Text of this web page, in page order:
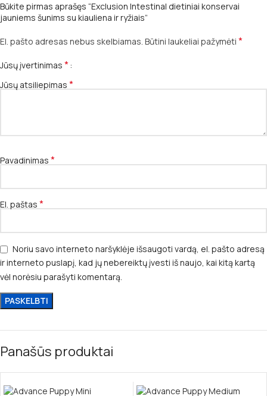
Būkite pirmas aprašęs “Exclusion Intestinal dietiniai konservai
jauniems šunims su kiauliena ir ryžiais”
El. pašto adresas nebus skelbiamas. Būtini laukeliai pažymėti *
Jūsų įvertinimas *
Jūsų atsiliepimas *
Pavadinimas *
El. paštas *
Noriu savo interneto naršyklėje išsaugoti vardą, el. pašto adresą
ir interneto puslapį, kad jų nebereiktų įvesti iš naujo, kai kitą kartą
vėl norėsiu parašyti komentarą.
Panašūs produktai